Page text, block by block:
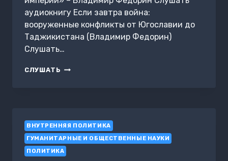
аудиокнигу Если завтра война:
вооруженные конфликты от Югославии до
Таджикистана (Владимир Федорин)
Слушать…
СЛУШАТЬ ЕСЛИ
ЮГОСЛАВИИ
ДО
ТАДЖИКИСТАНА
ВНУТРЕННЯЯ ПОЛИТИКА
ГУМАНИТАРНЫЕ И ОБЩЕСТВЕННЫЕ НАУКИ
ПОЛИТИКА